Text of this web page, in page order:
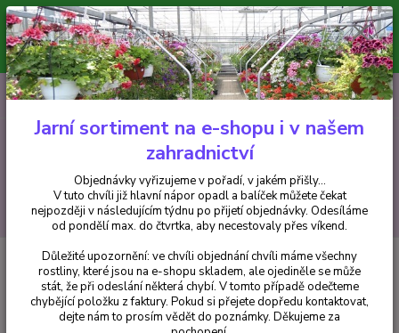
Minimální hodnota pro odeslání z e-shopu je 300 Kč.
V tuto chvíli již hlavní nápor objednávek opadl a balíček můžete čekat
nejpozději v následujícím týdnu po přijetí objednávky. Objednávky
vyřizujeme v pořadí, v jakém přišly...
CZK
Hledat
+420 602 223 614 0ks
za0 Kč
Fuchsie Elma Fuchsie 544
Elma Fuchsie 544
Jarní sortiment na e-shopu i v našem
zahradnictví
Objednávky vyřizujeme v pořadí, v jakém přišly...
V tuto chvíli již hlavní nápor opadl a balíček můžete čekat
nejpozději v následujícím týdnu po přijetí objednávky. Odesíláme
od pondělí max. do čtvrtka, aby necestovaly přes víkend.
Důležité upozornění: ve chvíli objednání chvíli máme všechny
rostliny, které jsou na e-shopu skladem, ale ojediněle se může
stát, že při odeslání některá chybí. V tomto případě odečteme
chybějící položku z faktury. Pokud si přejete dopředu kontaktovat,
dejte nám to prosím vědět do poznámky. Děkujeme za